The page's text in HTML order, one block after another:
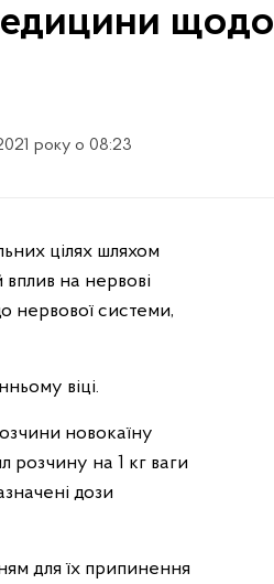
щодо
року о 08:23
цілях шляхом
на нервові
нервової системи,
віці.
новокаїну
розчину на 1 кг ваги
дози
для їх припинення